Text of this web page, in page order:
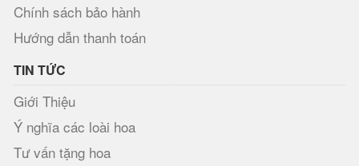
Chính sách bảo hành
Hướng dẫn thanh toán
TIN TỨC
Giới Thiệu
Ý nghĩa các loài hoa
Tư vấn tặng hoa